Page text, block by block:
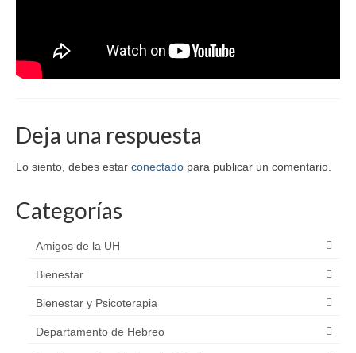
Deja una respuesta
Lo siento, debes estar conectado para publicar un comentario.
Categorías
Amigos de la UH
Bienestar
Bienestar y Psicoterapia
Departamento de Hebreo